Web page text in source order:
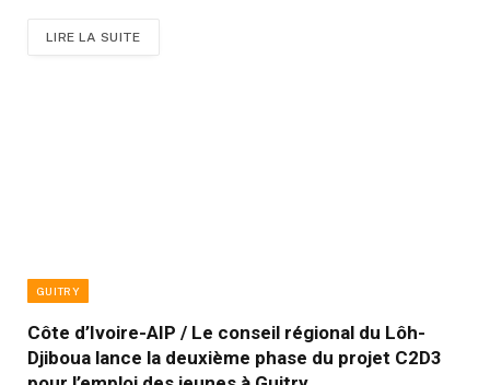
LIRE LA SUITE
GUITRY
Côte d’Ivoire-AIP / Le conseil régional du Lôh-
Djiboua lance la deuxième phase du projet C2D3